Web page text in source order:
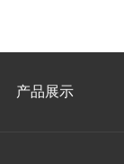
产品展示